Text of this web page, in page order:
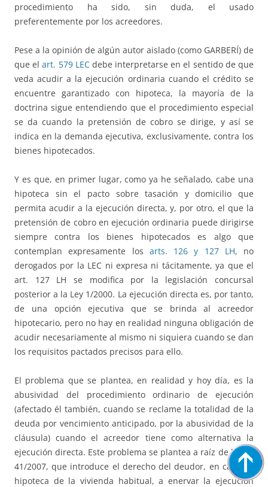
procedimiento ha sido, sin duda, el usado
preferentemente por los acreedores.
Pese a la opinión de algún autor aislado (como GARBERÍ) de
que elart. 579 LECdebe interpretarse en el sentido de que
veda acudir a la ejecución ordinaria cuando el crédito se
encuentre garantizado con hipoteca, la mayoría de la
doctrina sigue entendiendo que el procedimiento especial
se da cuando la pretensión de cobro se dirige, y así se
indica en la demanda ejecutiva, exclusivamente, contra los
bienes hipotecados.
Y es que, en primer lugar, como ya he señalado, cabe una
hipoteca sin el pacto sobre tasación y domicilio que
permita acudir a la ejecución directa, y, por otro, el que la
pretensión de cobro en ejecución ordinaria puede dirigirse
siempre contra los bienes hipotecados es algo que
contemplan expresamente los arts. 126 y 127 LH, no
derogados por la LEC ni expresa ni tácitamente, ya que el
art. 127 LH se modifica por la legislación concursal
posterior a la Ley 1/2000. La ejecución directa es, por tanto,
de una opción ejecutiva que se brinda al acreedor
hipotecario, pero no hay en realidad ninguna obligación de
acudir necesariamente al mismo ni siquiera cuando se dan
los requisitos pactados precisos para ello.
El problema que se plantea, en realidad y hoy día, es la
abusividad del procedimiento ordinario de ejecución
(afectado él también, cuando se reclame la totalidad de la
deuda por vencimiento anticipado, por la abusividad de la
cláusula) cuando el acreedor tiene como alternativa la
ejecución directa. Este problema se plantea a raíz de la Ley
41/2007, que introduce el derecho del deudor, en caso de
hipoteca de la vivienda habitual, a enervar la ejecución